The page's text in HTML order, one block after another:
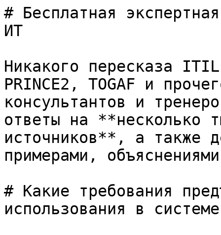
# Бесплатная
ИТ
Никакого пересказа
PRINCE2, TOGAF и
консультантов и
ответы на **несколько
источников**, а также
примерами,
# Какие требования
использования в